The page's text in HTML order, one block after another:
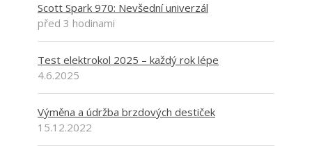
Scott Spark 970: Nevšední univerzál
před 3 hodinami
Test elektrokol 2025 – každý rok lépe
4.6.2025
Výměna a údržba brzdových destiček
15.12.2022